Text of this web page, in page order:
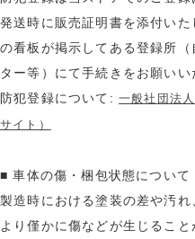
発送時に販売証明書を添付いた
の看板が掲示してある登録所
ター等）にて手続きをお願いい
防犯登録について: 一般社団法
サイト）
■ 車体の傷・梱包状態について
製造時における塗装の差や汚
より僅かに傷などが生じるこ